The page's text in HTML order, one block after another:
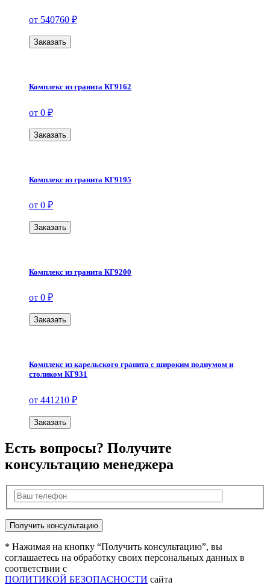
от 540760 ₽
Заказать
Комплекс из гранита КГ9162
от 0 ₽
Заказать
Комплекс из гранита КГ9195
от 0 ₽
Заказать
Комплекс из гранита КГ9200
от 0 ₽
Заказать
Комплекс из карельского гранита с широким подиумом и
столиком КГ931
от 441210 ₽
Заказать
Есть вопросы? Получите
консультацию менеджера
* Нажимая на кнопку “Получить консультацию”, вы
соглашаетесь на обработку своих персональных данных в
соответствии с
ПОЛИТИКОЙ БЕЗОПАСНОСТИ сайта